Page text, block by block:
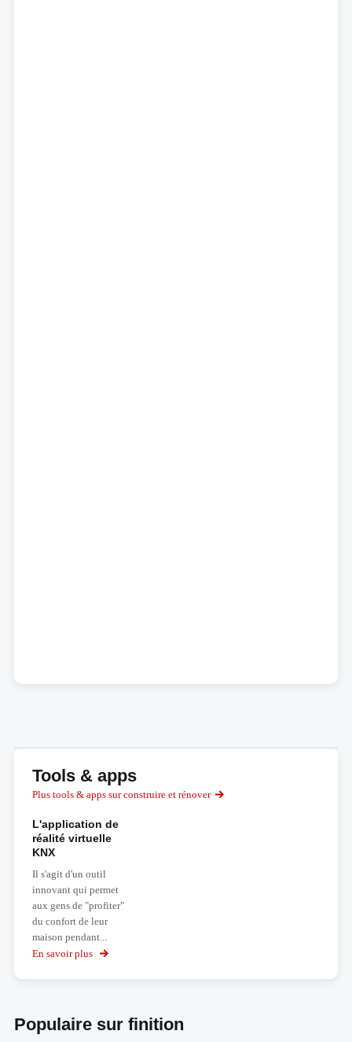
Tools & apps
Plus tools & apps sur construire et rénover
L'application de
réalité virtuelle
KNX
Il s'agit d'un outil
innovant qui permet
aux gens de "profiter"
du confort de leur
maison pendant...
En savoir plus
sur
KNX
Populaire sur finition